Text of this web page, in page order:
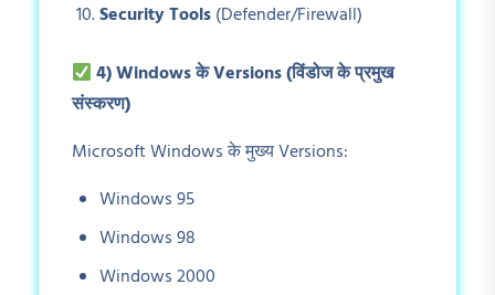
Security Tools(Defender/Firewall)
4) Windowsके Versions (विंडोज के प्रमुख
संस्करण)
Microsoft Windows के मुख्य Versions:
Windows 95
Windows 98
Windows 2000